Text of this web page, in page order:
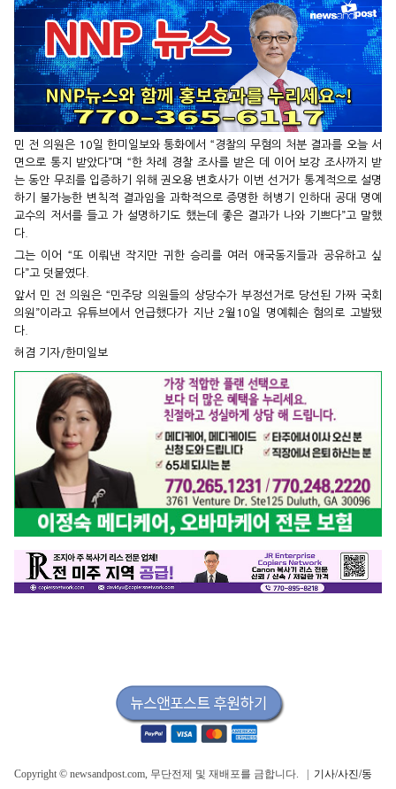
민 전 의원은 10일 한미일보와 통화에서 “경찰의 무혐의 처분 결과를 오늘 서
면으로 통지 받았다”며 “한 차례 경찰 조사를 받은 데 이어 보강 조사까지 받
는 동안 무죄를 입증하기 위해 권오용 변호사가 이번 선거가 통계적으로 설명
하기 불가능한 변칙적 결과임을 과학적으로 증명한 허병기 인하대 공대 명예
교수의 저서를 들고 가 설명하기도 했는데 좋은 결과가 나와 기쁘다”고 말했
다.
그는 이어 “또 이뤄낸 작지만 귀한 승리를 여러 애국동지들과 공유하고 싶
다”고 덧붙였다.
앞서 민 전 의원은 “민주당 의원들의 상당수가 부정선거로 당선된 가짜 국회
의원”이라고 유튜브에서 언급했다가 지난 2월10일 명예훼손 혐의로 고발됐
다.
허겸 기자/한미일보
Copyright © newsandpost.com, 무단전제 및 재배포를 금합니다. | 기사/사진/동